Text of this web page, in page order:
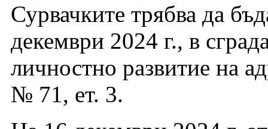
Сурвачките трябва да
декември 2024 г., в
личностно развитие на
№ 71, ет. 3.